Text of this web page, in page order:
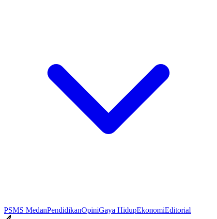
PSMS MedanPendidikanOpiniGaya HidupEkonomiEditorial